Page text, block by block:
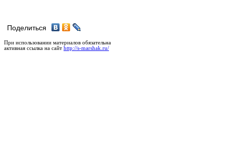
Поделиться
При использовании материалов обязательна
активная ссылка на сайт http://s-marshak.ru/